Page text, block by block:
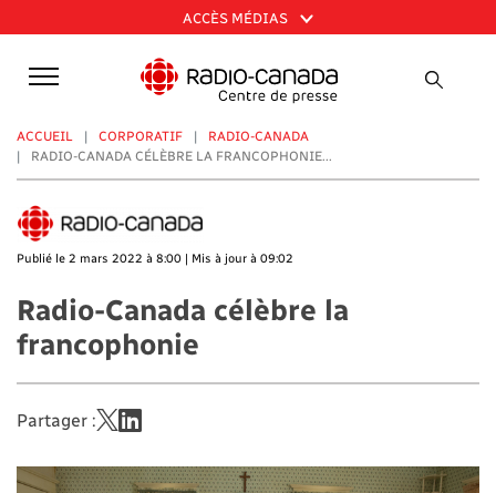
au
contenu
principal
ACCÈS MÉDIAS
ACCUEIL CORPORATIF
RADIO-CANADA
RADIO-CANADA CÉLÈBRE LA FRANCOPHONIE...
Publié le 2 mars 2022 à 8:00 | Mis à jour à 09:02
Radio-Canada célèbre la
francophonie
Partager :